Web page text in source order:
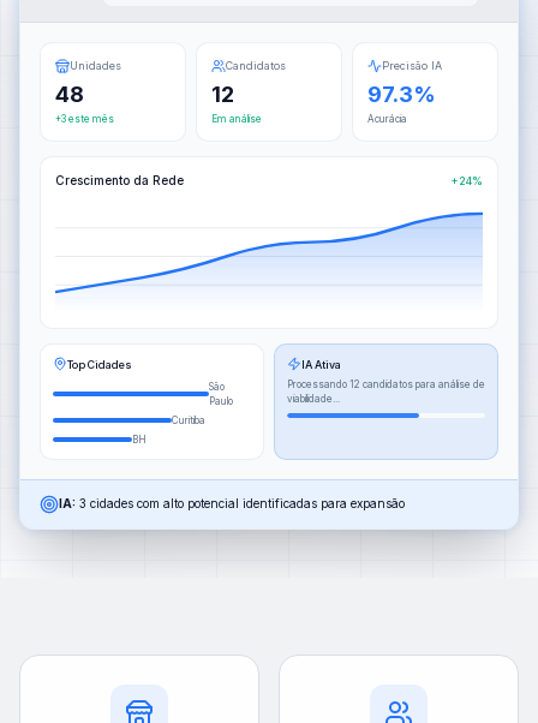
Unidades
48
+3 este mês
Candidatos
12
Em análise
Precisão IA
97.3%
Acurácia
Crescimento da Rede +24%
Top Cidades
São
Paulo
Curitiba
BH
IA Ativa
Processando 12 candidatos para análise de
viabilidade...
IA: 3 cidades com alto potencial identificadas para expansão